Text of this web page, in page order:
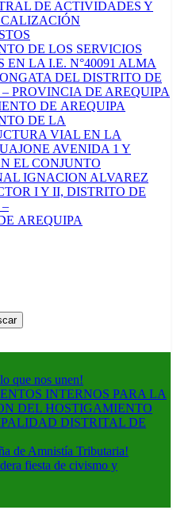
DE ACTIVIDADES Y
DE LOS SERVICIOS
EN LA I.E. N°40091 ALMA
DEL DISTRITO DE
PROVINCIA DE AREQUIPA
DE AREQUIPA
DE LA
VIAL EN LA
AVENIDA 1 Y
EL CONJUNTO
IGNACION ALVAREZ
I Y II, DISTRITO DE
AREQUIPA
que nos unen!
INTERNOS PARA LA
DEL HOSTIGAMIENTO
DISTRITAL DE
de Amnistía Tributaria!
fiesta de civismo y